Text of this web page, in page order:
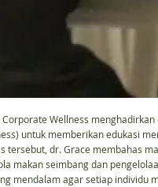
Corporate Wellness
untuk memberikan edukasi
tersebut, dr. Grace membahas
makan seimbang dan
mendalam agar setiap